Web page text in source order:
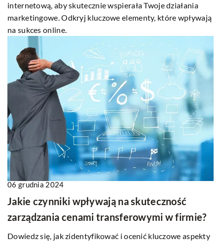
internetową, aby skutecznie wspierała Twoje działania
marketingowe. Odkryj kluczowe elementy, które wpływają
na sukces online.
06 grudnia 2024
Jakie czynniki wpływają na skuteczność
zarządzania cenami transferowymi w firmie?
Dowiedz się, jak zidentyfikować i ocenić kluczowe aspekty